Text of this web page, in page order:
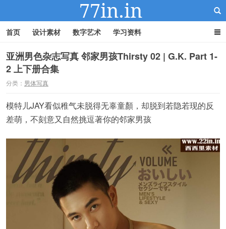
首页 设计素材 数字艺术 学习资料
亚洲男色杂志写真 邻家男孩Thirsty 02 | G.K. Part 1-
2 上下册合集
分类： 男体写真
模特儿JAY看似稚气未脱得无辜童顏，却脱到若隐若现的反
差萌，不刻意又自然挑逗著你的邻家男孩